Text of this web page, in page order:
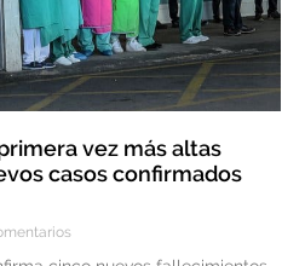
vez más altas
casos confirmados